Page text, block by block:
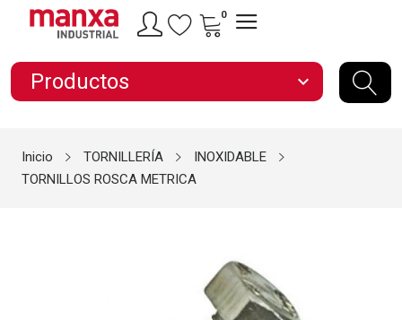
0
Productos expand_more
Inicio TORNILLERÍA
INOXIDABLE
TORNILLOS ROSCA METRICA